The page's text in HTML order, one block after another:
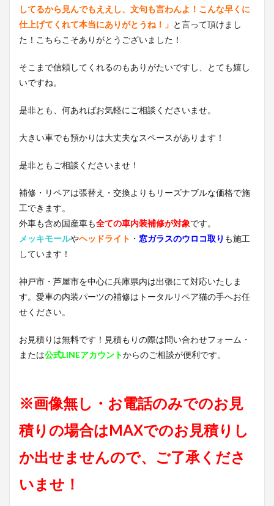
してるから見んでもええし、文句も言わんよ！こんな早くに
仕上げてくれて本当にありがとうね！」 と言って頂けまし
た！こちらこそありがとうございました！
そこまで信頼してくれるのもありがたいですし、とても嬉し
いですね。
是非とも、何あればお気軽にご相談くださいませ。
大きい車でも預かりは大丈夫なスペースがあります！
是非ともご相談くださいませ！
補修・リペアは張替え・交換よりもリーズナブルな価格で施
工できます。
外車も含め国産車も全ての車内装補修が対象です。
メッキモールやヘッドライト ・ 窓ガラスのウロコ取り も施工
しています！
神戸市・芦屋市を中心に兵庫県内は出張にて対応いたしま
す。愛車の内装パーツの補修はトータルリペア猫の手へお任
せください。
お見積りは無料です！見積もりの際は問い合わせフォーム・
または公式LINEアカウントからのご相談が便利です。
※画像無し・お電話のみでのお見
積りの場合はMAXでのお見積りし
か出せませんので、ご了承くださ
いませ！